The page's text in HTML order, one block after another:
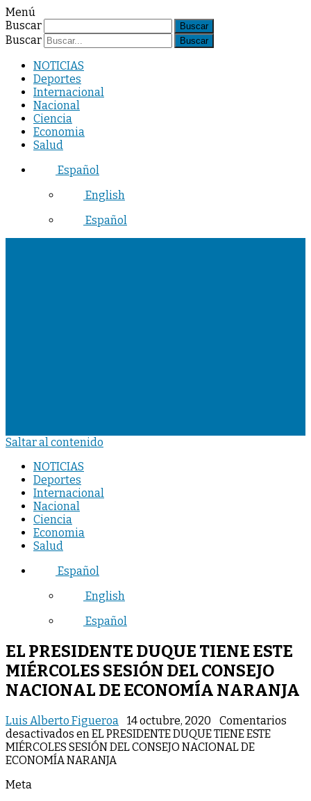
Menú
Buscar
Buscar
NOTICIAS
Deportes
Internacional
Nacional
Ciencia
Economia
Salud
Español
English
Español
Saltar al contenido
NOTICIAS
Deportes
Internacional
Nacional
Ciencia
Economia
Salud
Español
English
Español
EL PRESIDENTE DUQUE TIENE ESTE
MIÉRCOLES SESIÓN DEL CONSEJO
NACIONAL DE ECONOMÍA NARANJA
Luis Alberto Figueroa 14 octubre, 2020
Comentarios
desactivados en EL PRESIDENTE DUQUE TIENE ESTE
MIÉRCOLES SESIÓN DEL CONSEJO NACIONAL DE
ECONOMÍA NARANJA
Meta